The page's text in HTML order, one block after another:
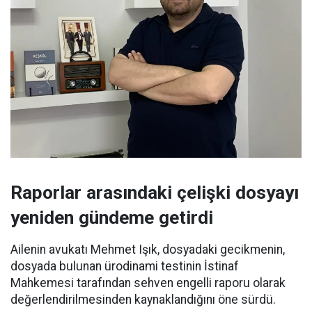
Raporlar arasındaki çelişki dosyayı
yeniden gündeme getirdi
Ailenin avukatı Mehmet Işık, dosyadaki gecikmenin,
dosyada bulunan ürodinami testinin İstinaf
Mahkemesi tarafından sehven engelli raporu olarak
değerlendirilmesinden kaynaklandığını öne sürdü.